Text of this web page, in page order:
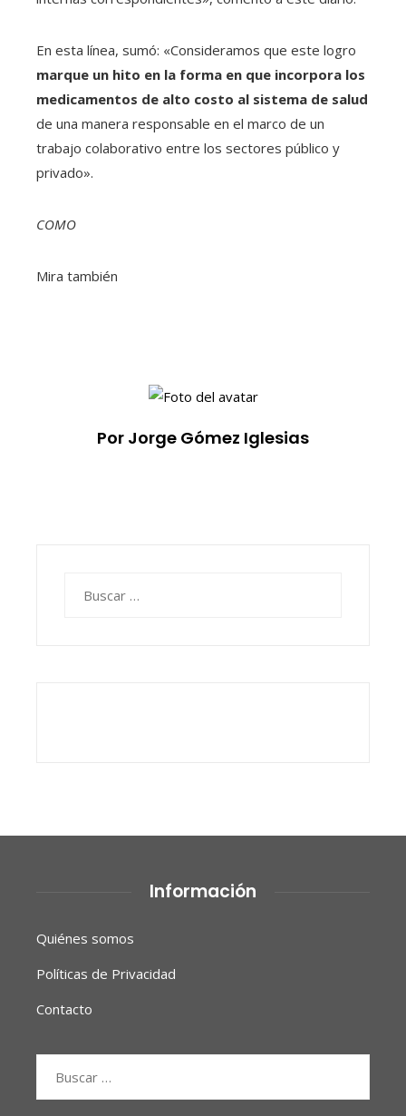
En esta línea, sumó: «Consideramos que este logro
marque un hito en la forma en que incorpora los
medicamentos de alto costo al sistema de salud
de una manera responsable en el marco de un
trabajo colaborativo entre los sectores público y
privado».
COMO
Mira también
Por Jorge Gómez Iglesias
Información
Quiénes somos
Políticas de Privacidad
Contacto